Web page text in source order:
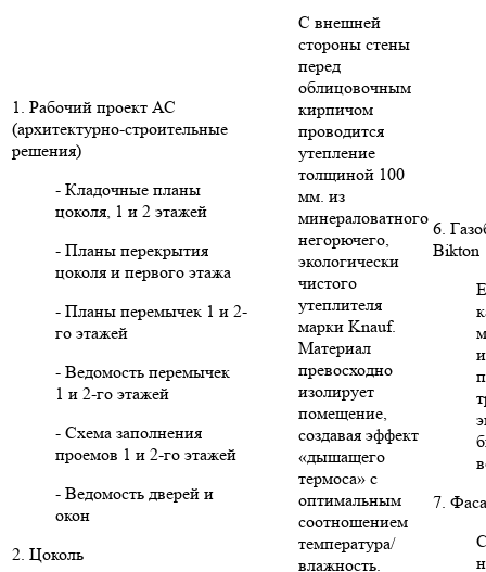
1. Рабочий проект АС
(архитектурно-строительные
решения)
- Кладочные планы
цоколя, 1 и 2 этажей
- Планы перекрытия
цоколя и первого этажа
- Планы перемычек 1 и 2-
го этажей
- Ведомость перемычек
1 и 2-го этажей
- Схема заполнения
проемов 1 и 2-го этажей
- Ведомость дверей и
окон
2. Цоколь
С внешней
стороны стены
перед
облицовочным
кирпичом
проводится
утепление
толщиной 100
мм. из
минераловатного
негорючего,
экологически
чистого
утеплителя
марки Knauf.
Материал
превосходно
изолирует
помещение,
создавая эффект
«дышащего
термоса» с
оптимальным
соотношением
температура/
влажность.
6.
Bikton
7.